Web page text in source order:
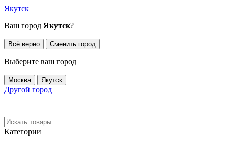
Якутск
Ваш город Якутск?
Всё верно Сменить город
Выберите ваш город
Москва Якутск
Другой город
Категории